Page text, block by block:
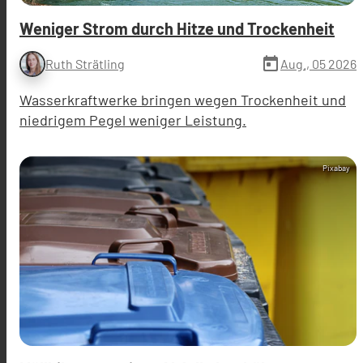
Weniger Strom durch Hitze und Trockenheit
Ruth Strätling today Aug., 05 2026
Wasserkraftwerke bringen wegen Trockenheit und
niedrigem Pegel weniger Leistung.
Pixabay